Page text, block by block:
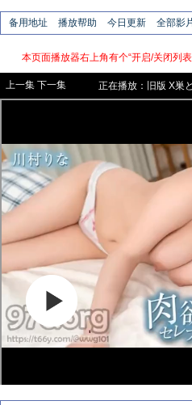
备用地址 播放帮助 今日更新 全部影
本页面播放器右上角有个“开启/关闭列
上一集 下一集 正在播放： 旧版 X巣